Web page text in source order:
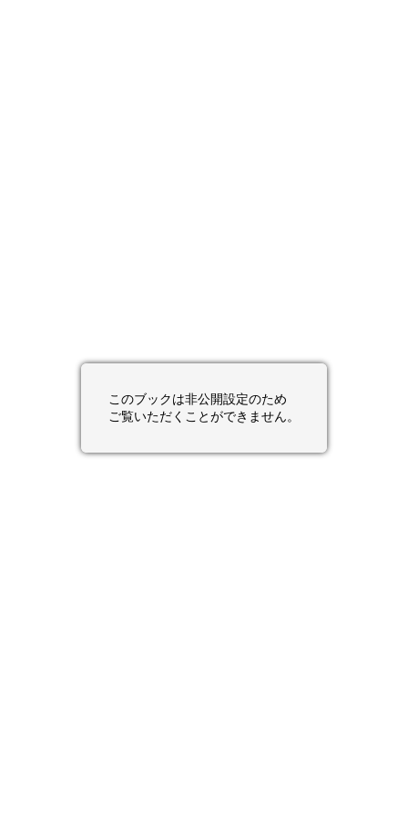
このブックは非公開設定のため
ご覧いただくことができません。